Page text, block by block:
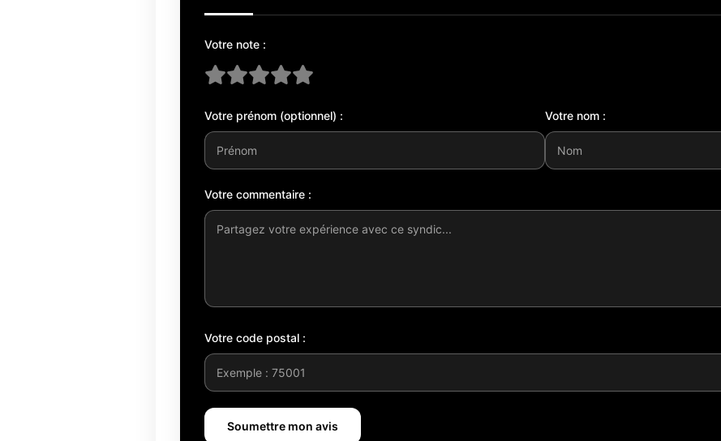
Votre note :
Votre prénom (optionnel) : Votre nom :
Votre commentaire :
Votre code postal :
Soumettre mon avis